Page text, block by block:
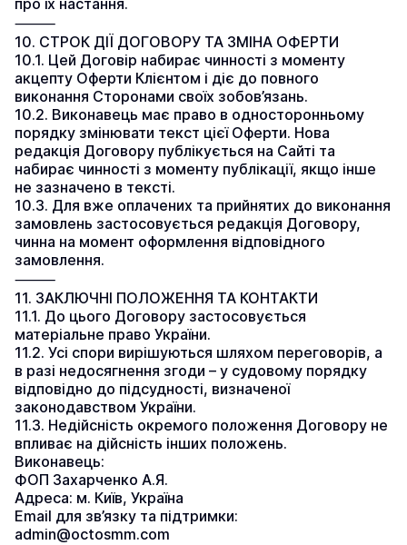
про їх настання.
⸻
10. СТРОК ДІЇ ДОГОВОРУ ТА ЗМІНА ОФЕРТИ
10.1. Цей Договір набирає чинності з моменту
акцепту Оферти Клієнтом і діє до повного
виконання Сторонами своїх зобов’язань.
10.2. Виконавець має право в односторонньому
порядку змінювати текст цієї Оферти. Нова
редакція Договору публікується на Сайті та
набирає чинності з моменту публікації, якщо інше
не зазначено в тексті.
10.3. Для вже оплачених та прийнятих до виконання
замовлень застосовується редакція Договору,
чинна на момент оформлення відповідного
замовлення.
⸻
11. ЗАКЛЮЧНІ ПОЛОЖЕННЯ ТА КОНТАКТИ
11.1. До цього Договору застосовується
матеріальне право України.
11.2. Усі спори вирішуються шляхом переговорів, а
в разі недосягнення згоди – у судовому порядку
відповідно до підсудності, визначеної
законодавством України.
11.3. Недійсність окремого положення Договору не
впливає на дійсність інших положень.
Виконавець:
ФОП Захарченко А.Я.
Адреса: м. Київ, Україна
Email для зв’язку та підтримки:
admin@octosmm.com